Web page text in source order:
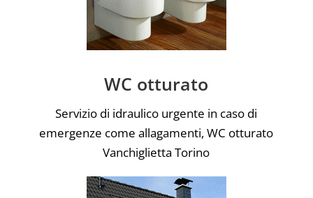
WC otturato
Servizio di idraulico urgente in caso di
emergenze come allagamenti, WC otturato
Vanchiglietta Torino